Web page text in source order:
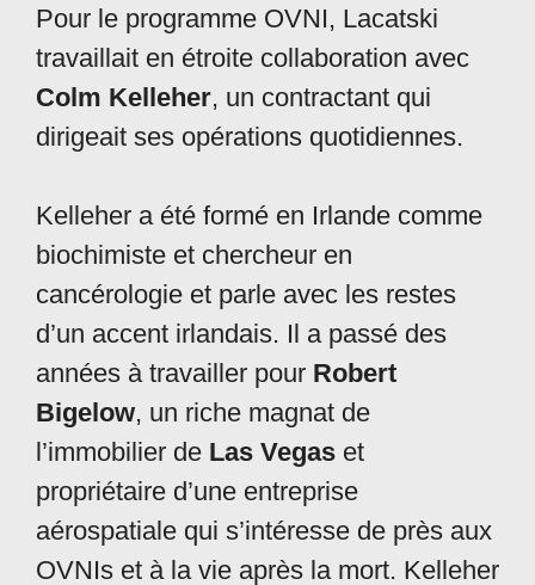
Pour le programme OVNI, Lacatski
travaillait en étroite collaboration avec
Colm Kelleher, un contractant qui
dirigeait ses opérations quotidiennes.
Kelleher a été formé en Irlande comme
biochimiste et chercheur en
cancérologie et parle avec les restes
d’un accent irlandais. Il a passé des
années à travailler pour Robert
Bigelow, un riche magnat de
l’immobilier de Las Vegas et
propriétaire d’une entreprise
aérospatiale qui s’intéresse de près aux
OVNIs et à la vie après la mort. Kelleher